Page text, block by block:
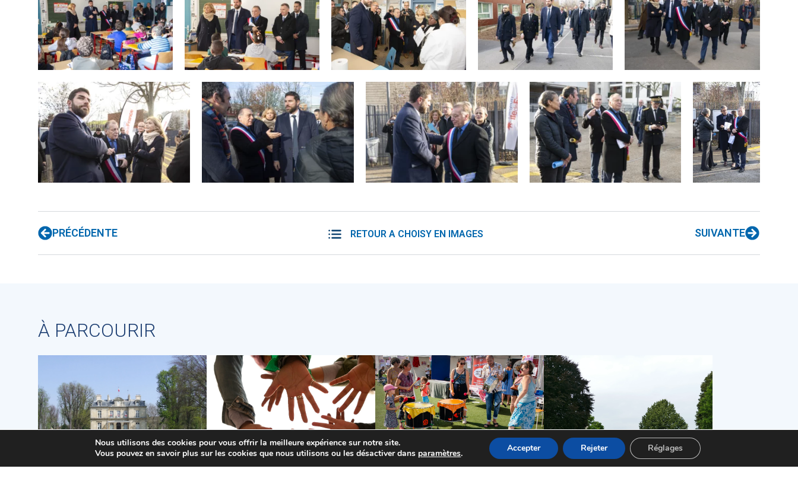
PRÉCÉDENTE SUIVANTE
RETOUR A CHOISY EN IMAGES
À PARCOURIR
Nous utilisons des cookies pour vous offrir la meilleure expérience sur notre site.
Vous pouvez en savoir plus sur les cookies que nous utilisons ou les désactiver dans paramètres. Accepter Rejeter Réglages